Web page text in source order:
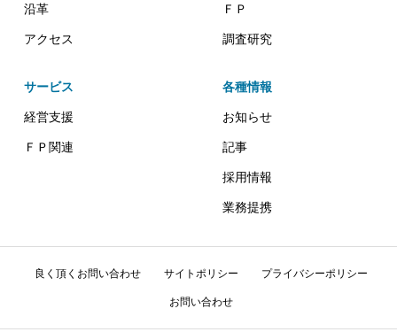
沿革
アクセス
ＦＰ
調査研究
サービス
経営支援
ＦＰ関連
各種情報
お知らせ
記事
採用情報
業務提携
良く頂くお問い合わせ サイトポリシー プライバシーポリシー
お問い合わせ